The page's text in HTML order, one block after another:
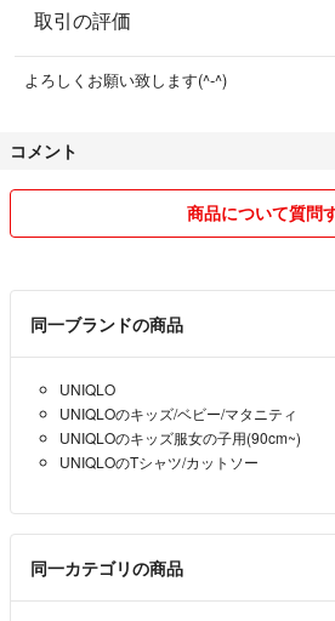
取引の評価
よろしくお願い致します(^-^)
コメント
商品について質問
同一ブランドの商品
UNIQLO
UNIQLOのキッズ/ベビー/マタニティ
UNIQLOのキッズ服女の子用(90cm~)
UNIQLOのTシャツ/カットソー
同一カテゴリの商品